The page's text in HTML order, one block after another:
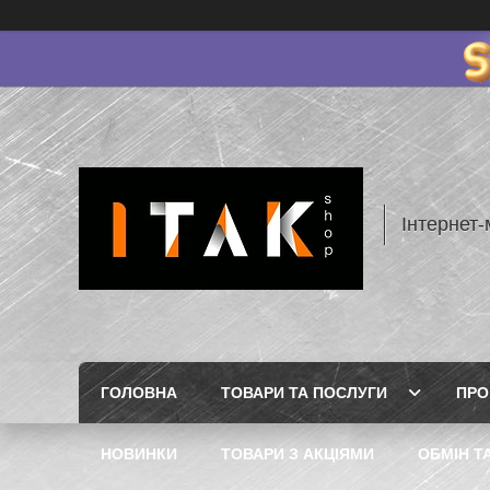
ГОЛОВНА ТОВАРИ ТА ПОСЛУГИ
НОВИНКИ ТОВАРИ З АКЦІЯМИ ОБМІН